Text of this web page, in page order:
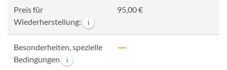
Preis für
Wiederherstellung:
i
95,00 €
Besonderheiten, spezielle
Bedingungen
i